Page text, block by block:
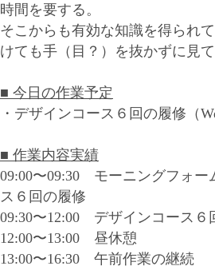
時間を要する。
そこからも有効な知識を得られ
けても手（目？）を抜かずに見て
■ 今日の作業予定
・デザインコース６回の履修（
■ 作業内容実績
09:00〜09:30 モーニングフォー
ス６回の履修
09:30〜12:00 デザインコース６
12:00〜13:00 昼休憩
13:00〜16:30 午前作業の継続